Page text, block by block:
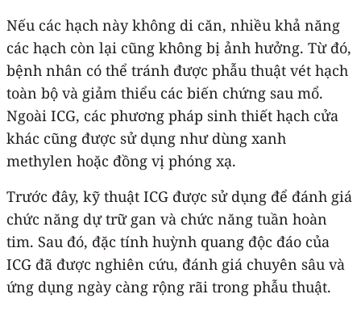
Nếu các hạch này không di căn, nhiều khả năng
các hạch còn lại cũng không bị ảnh hưởng. Từ đó,
bệnh nhân có thể tránh được phẫu thuật vét hạch
toàn bộ và giảm thiểu các biến chứng sau mổ.
Ngoài ICG, các phương pháp sinh thiết hạch cửa
khác cũng được sử dụng như dùng xanh
methylen hoặc đồng vị phóng xạ.
Trước đây, kỹ thuật ICG được sử dụng để đánh giá
chức năng dự trữ gan và chức năng tuần hoàn
tim. Sau đó, đặc tính huỳnh quang độc đáo của
ICG đã được nghiên cứu, đánh giá chuyên sâu và
ứng dụng ngày càng rộng rãi trong phẫu thuật.